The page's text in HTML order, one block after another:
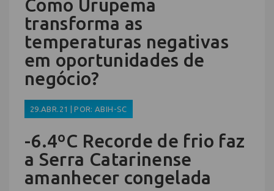
Como Urupema
transforma as
temperaturas negativas
em oportunidades de
negócio?
29.ABR.21 | POR: ABIH-SC
-6.4ºC Recorde de frio faz
a Serra Catarinense
amanhecer congelada